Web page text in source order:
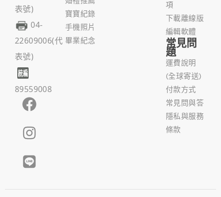
表號)
04-
22609006(代
表號)
89559008
寶寶紀錄
手機照片
畢業紀念
項
下載離線版
編輯軟體
常見問
題
運費說明
(全球寄送)
付款方式
常見問與答
隱私與服務
條款